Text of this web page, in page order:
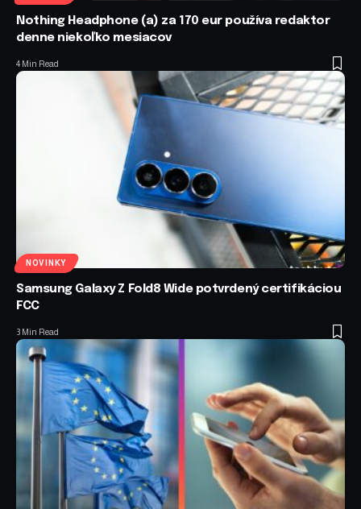
Nothing Headphone (a) za 170 eur používa redaktor
denne niekoľko mesiacov
4 Min Read
NOVINKY
Samsung Galaxy Z Fold8 Wide potvrdený certifikáciou
FCC
3 Min Read